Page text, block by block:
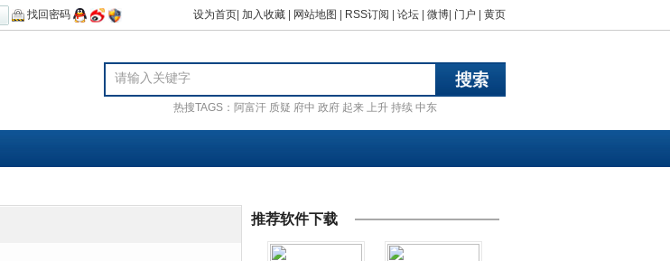
找回密码 设为首页 加入收藏 网站地图 RSS订阅 论坛 微博 门户 黄页
热搜TAGS： 阿富汗 质疑 府中 政府 起来 上升 持续 中东
推荐软件下载